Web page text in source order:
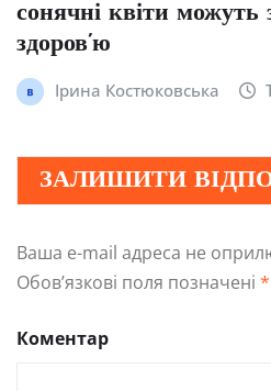
сонячні квіти можуть
здоров’ю
Ірина Костюковська
ЗАЛИШИТИ
Ваша e-mail адреса не
Обов’язкові поля позначені *
Коментар